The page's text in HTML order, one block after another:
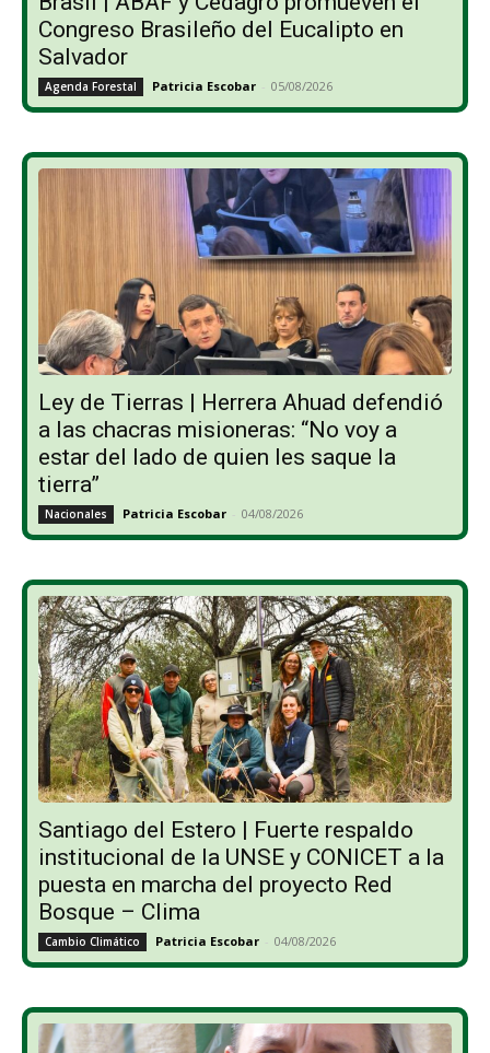
Congreso Brasileño del Eucalipto en
Salvador
Agenda Forestal Patricia Escobar - 05/08/2026
Ley de Tierras | Herrera Ahuad defendió
a las chacras misioneras: “No voy a
estar del lado de quien les saque la
tierra”
Nacionales Patricia Escobar - 04/08/2026
Santiago del Estero | Fuerte respaldo
institucional de la UNSE y CONICET a la
puesta en marcha del proyecto Red
Bosque – Clima
Cambio Climático Patricia Escobar - 04/08/2026